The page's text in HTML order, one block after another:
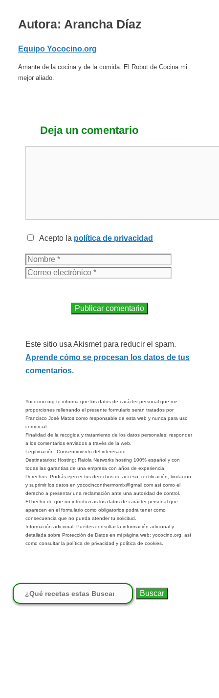
Autora: Arancha Díaz
Equipo Yococino.org
Amante de la cocina y de la comida. El Robot de Cocina mi
mejor aliado.
Deja un comentario
Acepto la política de privacidad
Este sitio usa Akismet para reducir el spam.
Aprende cómo se procesan los datos de tus
comentarios.
Yococino.org te informa que los datos de carácter personal que me
proporciones rellenando el presente formulario serán tratados por
Francisco José Matos como responsable de esta web y nunca para uso
comercial.
Finalidad de la recogida y tratamiento de los datos personales: responder
a los comentarios enviados a través de la web.
Legitimación: Consentimiento del interesado.
Destinatarios: Hosting: Raiola Networks hosting 100% español y con
todas las garantias de una empresa con años de experiencia.
Derechos: Podrás ejercer tus derechos de acceso, rectificación, limitación
y suprimir los datos en yococinconthermomix@gmail.com así como el
derecho a presentar una reclamación ante una autoridad de control.
El hecho de que no introduzcas los datos de carácter personal que
aparecen en el formulario como obligatorios podrá tener como
consecuencia que no pueda atender tu solicitud.
Información adicional: Puedes consultar la información adicional y
detallada sobre Protección de Datos en mi página web: yococino.org, así
como consultar la política de privacidad y política de cookies.
Buscar: